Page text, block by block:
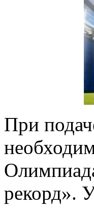
При
рекорд».